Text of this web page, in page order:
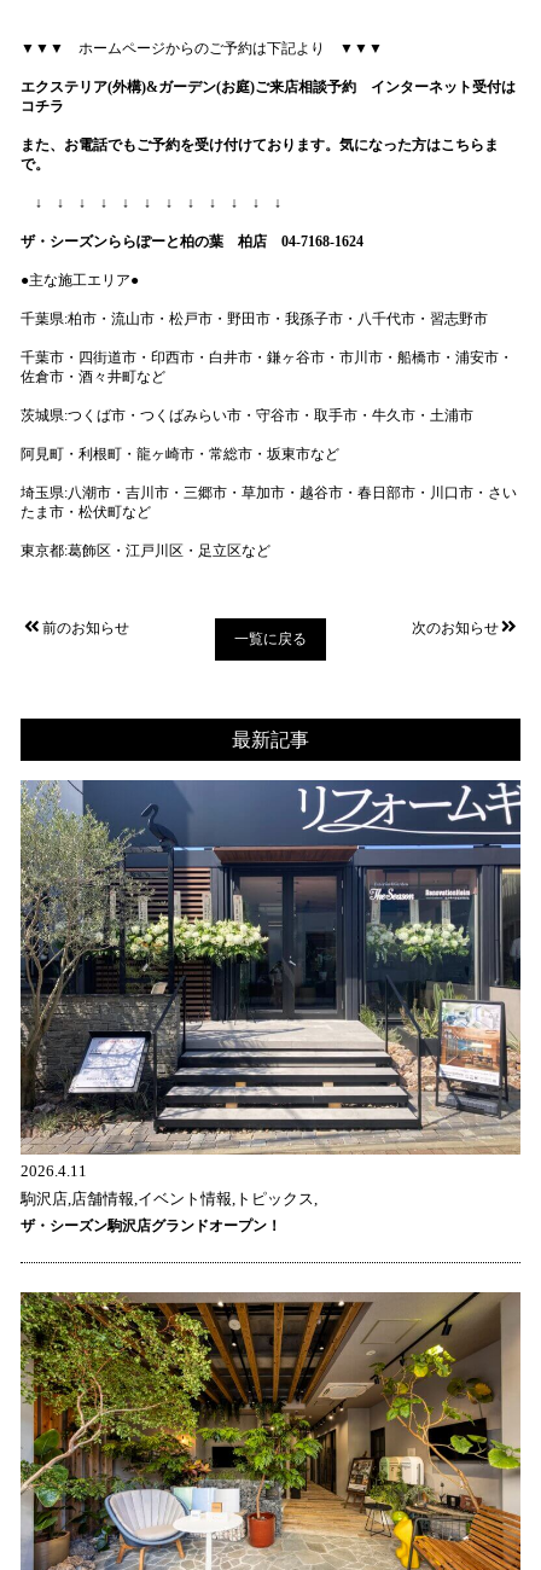
▼▼▼ ホームページからのご予約は下記より ▼▼▼
エクステリア(外構)&ガーデン(お庭)ご来店相談予約 インターネット受付は
コチラ
また、お電話でもご予約を受け付けております。気になった方はこちらま
で。
↓ ↓ ↓ ↓ ↓ ↓ ↓ ↓ ↓ ↓ ↓ ↓
ザ・シーズンららぽーと柏の葉 柏店 04-7168-1624
●主な施工エリア●
千葉県:柏市・流山市・松戸市・野田市・我孫子市・八千代市・習志野市
千葉市・四街道市・印西市・白井市・鎌ヶ谷市・市川市・船橋市・浦安市・
佐倉市・酒々井町など
茨城県:つくば市・つくばみらい市・守谷市・取手市・牛久市・土浦市
阿見町・利根町・龍ヶ崎市・常総市・坂東市など
埼玉県:八潮市・吉川市・三郷市・草加市・越谷市・春日部市・川口市・さい
たま市・松伏町など
東京都:葛飾区・江戸川区・足立区など
前のお知らせ
一覧に戻る
次のお知らせ
最新記事
2026.4.11
駒沢店,店舗情報,イベント情報,トピックス,
ザ・シーズン駒沢店グランドオープン！